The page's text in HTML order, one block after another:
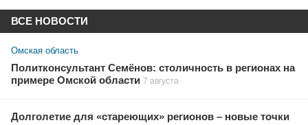
ВСЕ НОВОСТИ
Омская область
Политконсультант Семёнов: столичность в регионах на
примере Омской области 7 августа
Долголетие для «стареющих» регионов – новые точки